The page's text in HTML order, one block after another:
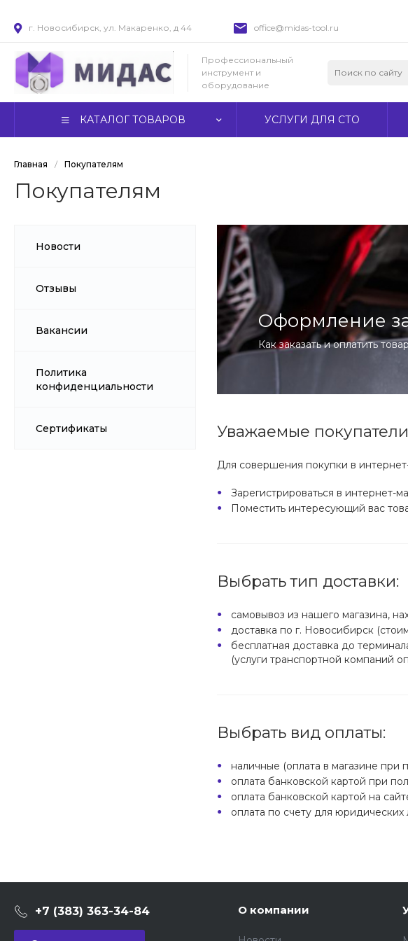
г. Новосибирск, ул. Макаренко, д 44 office@midas-tool.ru
Профессиональный
инструмент и
оборудование
КАТАЛОГ ТОВАРОВ УСЛУГИ ДЛЯ СТО
Главная / Покупателям
Покупателям
Новости
Отзывы
Вакансии
Политика
конфиденциальности
Сертификаты
Оформление
Как заказать и оплатить
Уважаемые
Для совершения покупки в
Зарегистрироваться в интернет-
Поместить интересующий вас
Выбрать тип доставки:
самовывоз из нашего магазина,
доставка по г. Новосибирск
бесплатная доставка до
(услуги транспортной компаний
Выбрать вид оплаты:
наличные (оплата в магазине при
оплата банковской картой при
оплата банковской картой на
оплата по счету для юридических
+7 (383) 363-34-84 О компании